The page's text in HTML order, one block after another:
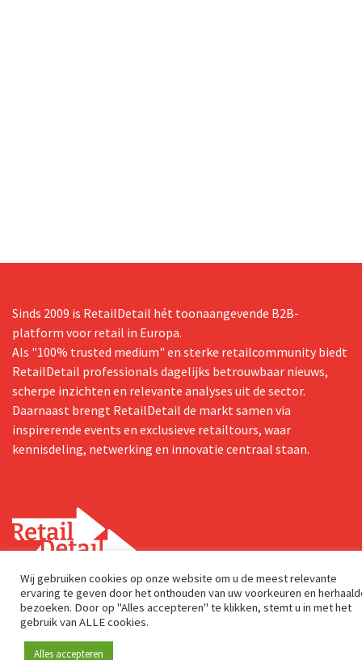
Sinds 2009 is RetailDetail hét toonaangevende B2B-
platform voor retail in Europa.
Als "100% trusted medium" en sterke retailcommunity biedt
RetailDetail professionals dagelijks betrouwbaar nieuws,
scherpe inzichten en relevante analyses uit de sector.
Daarnaast brengt RetailDetail de markt samen via
inspirerende events en exclusieve retailtours, waar
kennisdeling, netwerking en innovatie centraal staan.
Postadres
Genuastraat 1/41
2000 Antwerp
Wij gebruiken cookies op onze website om u de meest relevante
ervaring te geven door het onthouden van uw voorkeuren en
bezoeken. Door op "Alles accepteren" te klikken, stemt u in met het
gebruik van ALLE cookies.
Alles accepteren